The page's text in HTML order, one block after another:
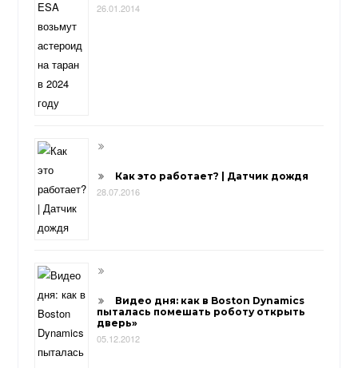
26.01.2014
Как это работает? | Датчик дождя
28.07.2016
Видео дня: как в Boston Dynamics
пыталась помешать роботу открыть
дверь»
05.12.2012